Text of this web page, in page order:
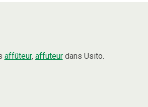
affûteur, affuteurdans Usito.